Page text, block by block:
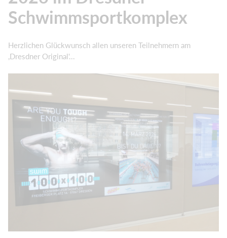
Schwimmsportkomplex
Herzlichen Glückwunsch allen unseren Teilnehmern am
,Dresdner Original'...